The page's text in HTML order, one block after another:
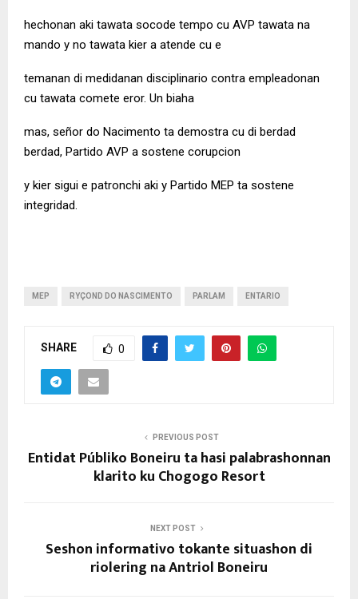
hechonan aki tawata socode tempo cu AVP tawata na
mando y no tawata kier a atende cu e
temanan di medidanan disciplinario contra empleadonan
cu tawata comete eror. Un biaha
mas, señor do Nacimento ta demostra cu di berdad
berdad, Partido AVP a sostene corupcion
y kier sigui e patronchi aki y Partido MEP ta sostene
integridad.
MEP RYÇOND DO NASCIMENTO PARLAM ENTARIO
SHARE 0
PREVIOUS POST
Entidat Públiko Boneiru ta hasi palabrashonnan
klarito ku Chogogo Resort
NEXT POST
Seshon informativo tokante situashon di
riolering na Antriol Boneiru